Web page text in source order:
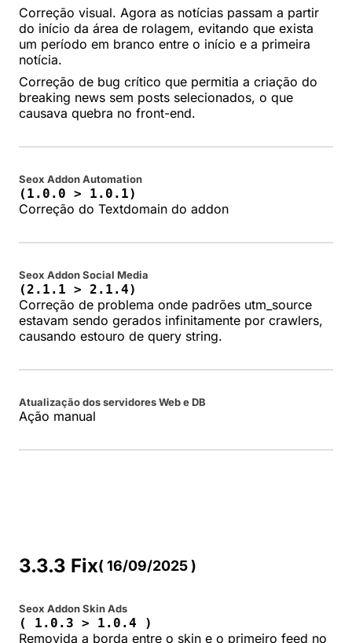
Correção visual. Agora as notícias passam a partir
do início da área de rolagem, evitando que exista
um período em branco entre o início e a primeira
notícia.
Correção de bug crítico que permitia a criação do
breaking news sem posts selecionados, o que
causava quebra no front-end.
Seox Addon Automation
(1.0.0 > 1.0.1)
Correção do Textdomain do addon
Seox Addon Social Media
(2.1.1 > 2.1.4)
Correção de problema onde padrões utm_source
estavam sendo gerados infinitamente por crawlers,
causando estouro de query string.
Atualização dos servidores Web e DB
Ação manual
3.3.3 Fix( 16/09/2025 )
Seox Addon Skin Ads
( 1.0.3 > 1.0.4 )
Removida a borda entre o skin e o primeiro feed no